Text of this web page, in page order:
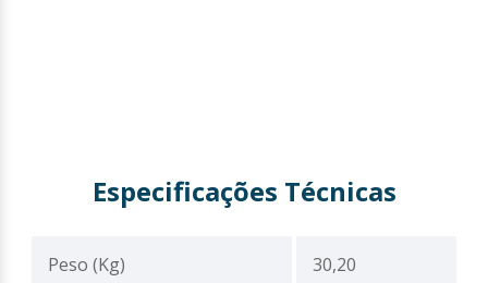
Especificações Técnicas
Peso (Kg) 30,20